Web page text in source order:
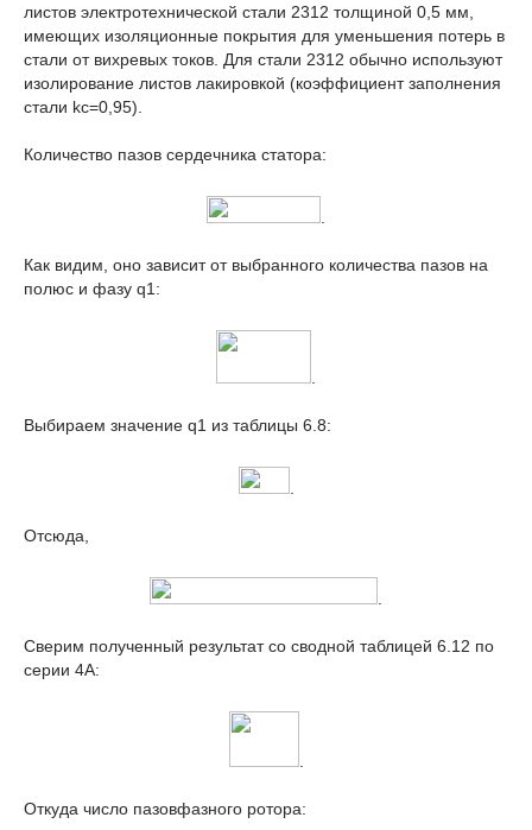
листов электротехнической стали 2312 толщиной 0,5 мм,
имеющих изоляционные покрытия для уменьшения потерь в
стали от вихревых токов. Для стали 2312 обычно используют
изолирование листов лакировкой (коэффициент заполнения
стали kс=0,95).
Количество пазов сердечника статора:
Как видим, оно зависит от выбранного количества пазов на
полюс и фазу q1 :
Выбираем значение q1 из таблицы 6.8:
Отсюда,
Сверим полученный результат со сводной таблицей 6.12 по
серии 4А:
Откуда число пазовфазного ротора: